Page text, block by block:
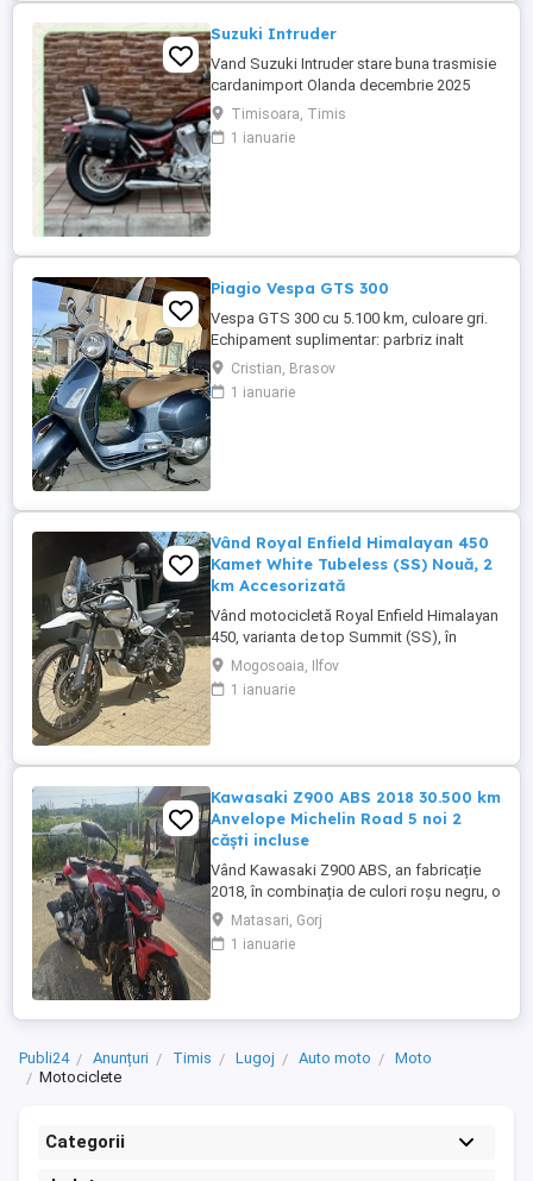
Suzuki Intruder
Vand Suzuki Intruder stare buna trasmisie
cardanimport Olanda decembrie 2025
inmatriculat RO IN FEBRUARIE Nu raspund
la mesaje.Schimb cu ATV plus sau minus
diferenta
Timisoara, Timis
1 ianuarie
Piagio Vespa GTS 300
Vespa GTS 300 cu 5.100 km, culoare gri.
Echipament suplimentar: parbriz inalt
Faco (montat 2026), geanta portbagaj
Classic; prelungitor scarite pasager;
suspensie fata Bitubo si frane fata spate
Cristian, Brasov
1 ianuarie
Vând Royal Enfield Himalayan 450
Kamet White Tubeless (SS) Nouă, 2
km Accesorizată
Vând motocicletă Royal Enfield Himalayan
450, varianta de top Summit (SS), în
culoarea Kamet White, dotată din fabrică
cu jante Tubeless. Motocicleta este
practic nouă, neutilizată (2 km). A fost
2025. Se află în stare absolut ...
Mogosoaia, Ilfov
1 ianuarie
Kawasaki Z900 ABS 2018 30.500 km
Anvelope Michelin Road 5 noi 2
căști incluse
Vând Kawasaki Z900 ABS, an fabricație
2018, în combinația de culori roșu negru, o
configurație foarte frumoasă și mai rar
întâlnită. Motocicleta are aproximativ
30.500 km și se prezintă foarte bine. Este
efectuat recent, ...
Matasari, Gorj
1 ianuarie
Publi24 Anunțuri Timis Lugoj Auto moto
Moto
Motociclete
Categorii